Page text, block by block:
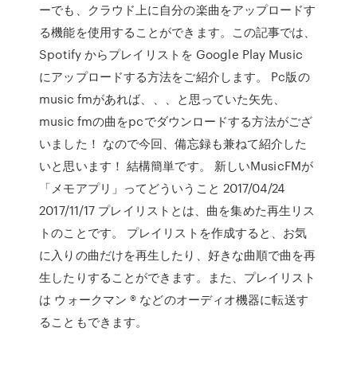
ーでも、クラウド上に自分の楽曲をアップロードす
る機能を使用することができます。この記事では、
Spotify からプレイリストを Google Play Music
にアップロードする方法をご紹介します。 Pc版の
music fmがあれば、、、と思っていた矢先、
music fmの曲をpcでダウンロードする方法がござ
いました！ なので今回、備忘録も兼ねて紹介した
いと思います！ 結構簡単です。 新しいMusicFMが
「メモアプリ」ってどういうこと 2017/04/24
2017/11/17 プレイリストとは、曲を集めた再生リス
トのことです。 プレイリストを作成すると、お気
に入りの曲だけを再生したり、好きな曲順で曲を再
生したりすることができます。また、プレイリスト
は ウォークマン ® などのオーディオ機器に転送す
ることもできます。